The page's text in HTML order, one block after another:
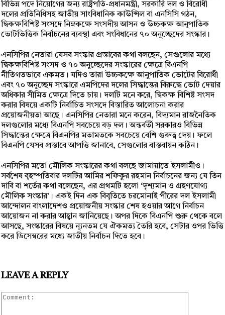
বিভিন্ন পদে নিয়োগের জন্য রাষ্ট্রপতি-প্রধানমন্ত্রী, সরকারি দল ও বিরোধী
দলের প্রতিনিধিসহ জাতীয় সাংবিধানিক কাউন্সিল বা এনসিসি গঠন,
দ্বিকক্ষবিশিষ্ট সংসদে নিম্নকক্ষে সংসদীয় আসন ও উচ্চকক্ষ আনুপাতিক
ভোটভিত্তিক নির্বাচনের ব্যবস্থা এবং সংবিধানের ৭০ অনুচ্ছেদের সংস্কার।
এনসিপির নেতারা যেসব সংস্কার প্রস্তাবের কথা বলছেন, সেগুলোর মধ্যে
দ্বিকক্ষবিশিষ্ট সংসদ ও ৭০ অনুচ্ছেদের সংস্কারের ক্ষেত্রে বিএনপি
নীতিগতভাবে একমত। যদিও তারা উচ্চকক্ষে আনুপাতিক ভোটের বিরোধী
এবং ৭০ অনুচ্ছেদ সংস্কারে এমপিদের দলের সিদ্ধান্তের বিরুদ্ধে ভোট দেয়ার
অধিকার সীমিত ক্ষেত্রে দিতে চায়। দলটি মনে করে, দ্বিকক্ষ বিশিষ্ট সংসদ
করার বিষয়ে একটি নির্বাচিত সংসদে বিস্তারিত আলোচনা করার
প্রয়োজনীয়তা আছে। এনসিপির নেতারা মনে করেন, বিদ্যমান রাজনৈতিক
দলগুলোর মধ্যে বিএনপি সবচেয়ে বড় দল। অন্তর্বর্তী সরকারও বিভিন্ন
সিদ্ধান্তের ক্ষেত্রে বিএনপির মতামতকে সবচেয়ে বেশি গুরুত্ব দেয়। ফলে
বিএনপি যেসব প্রস্তাবে আপত্তি জানাবে, সেগুলোর বাস্তবায়ন কঠিন।
এনসিপির মতো মৌলিক সংস্কারের কথা বলছে জামায়াতে ইসলামীও।
সর্বশেষ বৃহস্পতিবার দলটির আমির শফিকুর রহমান নির্বাচনের জন্য যে তিন
দাবি বা শর্তের কথা বলেছেন, এর প্রথমটি হলো ‘দৃশ্যমান ও গ্রহণযোগ্য
মৌলিক সংস্কার’। একই দিন এক বিবৃতিতে চরমোনাই পীরের দল ইসলামী
আন্দোলন বাংলাদেশও প্রয়োজনীয় সংস্কার শেষ হওয়ার আগে নির্বাচন
আয়োজন না করার আহ্বান জানিয়েছে। অপর দিকে বিএনপি শুরু থেকে বলে
আসছে, সংস্কারের বিষয়ে ন্যূনতম যে ঐকমত্য তৈরি হবে, সেটার ওপর ভিত্তি
করে ডিসেম্বরের মধ্যে জাতীয় নির্বাচন দিতে হবে।
LEAVE A REPLY